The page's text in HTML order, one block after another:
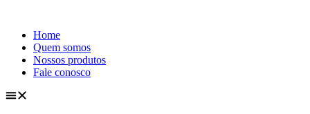
conteúdo
Home
Quem somos
Nossos produtos
Fale conosco